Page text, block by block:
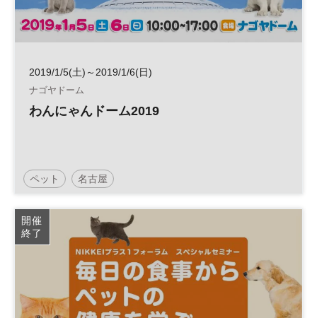
2019/1/5(土)～2019/1/6(日)
ナゴヤドーム
わんにゃんドーム2019
ペット 名古屋
開催
終了